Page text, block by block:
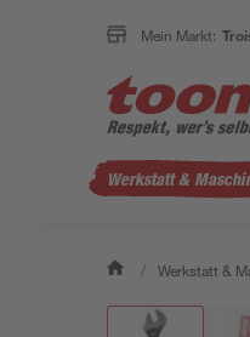
Mein Markt:
Werkstatt &
/ Werkstatt &